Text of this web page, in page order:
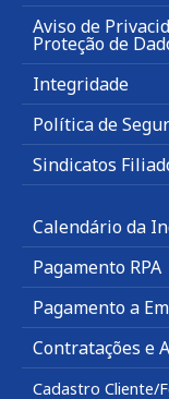
Aviso de
Proteção de
Integridade
Política de
Sindicatos
Calendário da
Pagamento RPA
Pagamento a
Contratações e
Cadastro Cliente/